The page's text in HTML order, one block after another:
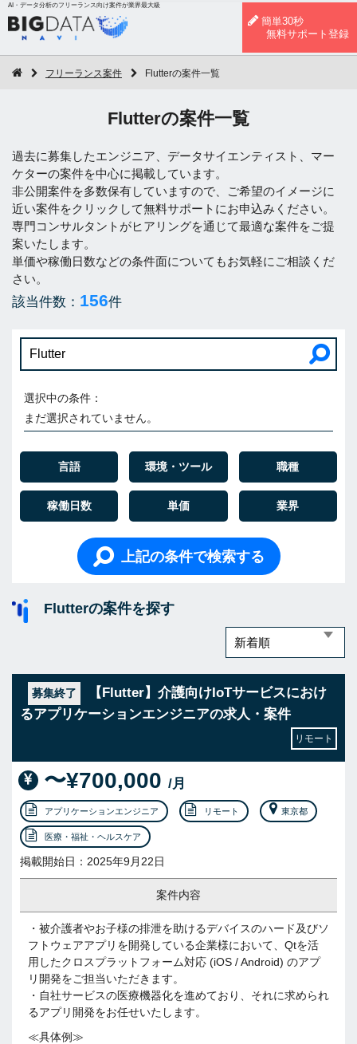
AI・データ分析のフリーランス向け案件が業界最大級
簡単30秒
無料サポート登録
フリーランス案件 Flutterの案件一覧
Flutterの案件一覧
過去に募集したエンジニア、データサイエンティスト、マー
ケターの案件を中心に掲載しています。
非公開案件を多数保有していますので、ご希望のイメージに
近い案件をクリックして無料サポートにお申込みください。
専門コンサルタントがヒアリングを通じて最適な案件をご提
案いたします。
単価や稼働日数などの条件面についてもお気軽にご相談くだ
さい。
該当件数： 156件
選択中の条件：
まだ選択されていません。
言語 環境・ツール 職種
稼働日数 単価 業界
上記の条件で検索する
Flutterの案件を探す
募集終了
【Flutter】介護向けIoTサービスにおけ
るアプリケーションエンジニアの求人・案件
リモート
〜¥700,000 /月
アプリケーションエンジニア リモート 東京都
医療・福祉・ヘルスケア
掲載開始日：2025年9月22日
案件内容
・被介護者やお子様の排泄を助けるデバイスのハード及びソ
フトウェアアプリを開発している企業様において、Qtを活
用したクロスプラットフォーム対応 (iOS / Android) のアプ
リ開発をご担当いただきます。
・自社サービスの医療機器化を進めており、それに求められ
るアプリ開発をお任せいたします。
≪具体例≫